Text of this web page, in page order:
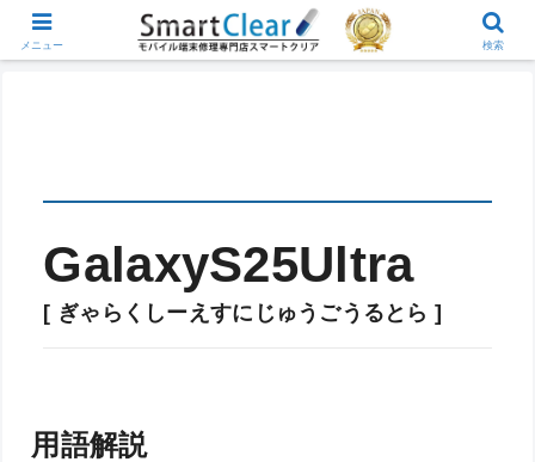
GalaxyS25Ultra
[ ぎゃらくしーえすにじゅうごうるとら ]
用語解説
メニュー 検索